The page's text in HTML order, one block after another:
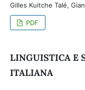
Gilles Kuitche Talé,
PDF
LINGUISTICA E
ITALIANA